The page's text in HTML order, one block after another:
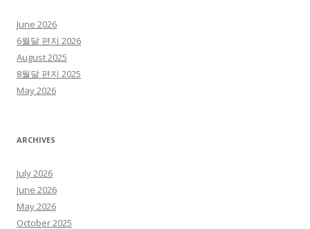
June 2026
6월달 편지 2026
August 2025
8월달 편지 2025
May 2026
ARCHIVES
July 2026
June 2026
May 2026
October 2025